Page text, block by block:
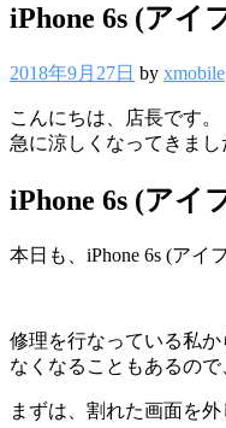
iPhone 6s (アイ
2018年9月27日 by xmobile
こんにちは、店長です。
急に涼しくなってきまし
iPhone 6s (アイ
本日も、iPhone 6s (アイ
修理を行なっている私
なくなることもあるので
まずは、割れた画面を外